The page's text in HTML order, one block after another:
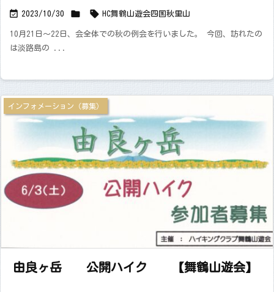
 2023/10/30   HC舞鶴山遊会四国秋里山
10月21日～22日、会全体での秋の例会を行いました。 今回、訪れたの
は淡路島の ...
由良ヶ岳 公開ハイク 【舞鶴山遊会】
インフォメーション（募集）